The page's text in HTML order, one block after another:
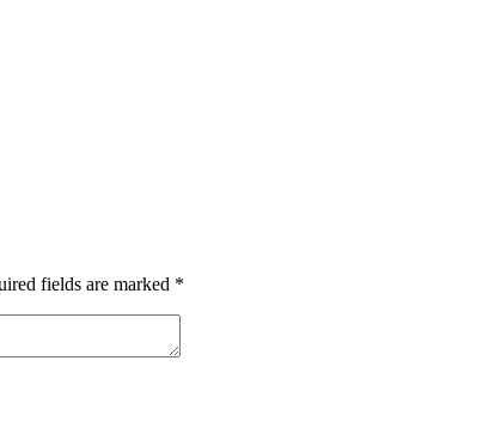
fields are marked *